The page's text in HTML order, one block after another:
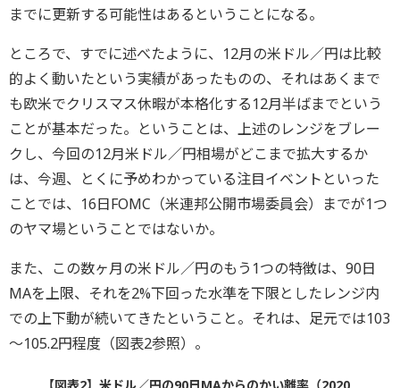
までに更新する可能性はあるということになる。
ところで、すでに述べたように、12月の米ドル／円は比較
的よく動いたという実績があったものの、それはあくまで
も欧米でクリスマス休暇が本格化する12月半ばまでという
ことが基本だった。ということは、上述のレンジをブレー
クし、今回の12月米ドル／円相場がどこまで拡大するか
は、今週、とくに予めわかっている注目イベントといった
ことでは、16日FOMC（米連邦公開市場委員会）までが1つ
のヤマ場ということではないか。
また、この数ヶ月の米ドル／円のもう1つの特徴は、90日
MAを上限、それを2%下回った水準を下限としたレンジ内
での上下動が続いてきたということ。それは、足元では103
～105.2円程度（図表2参照）。
【図表2】米ドル／円の90日MAからのかい離率（2020